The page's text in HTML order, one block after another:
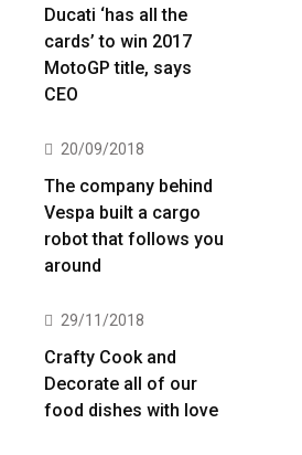
Ducati ‘has all the
cards’ to win 2017
MotoGP title, says
CEO
20/09/2018
The company behind
Vespa built a cargo
robot that follows you
around
29/11/2018
Crafty Cook and
Decorate all of our
food dishes with love